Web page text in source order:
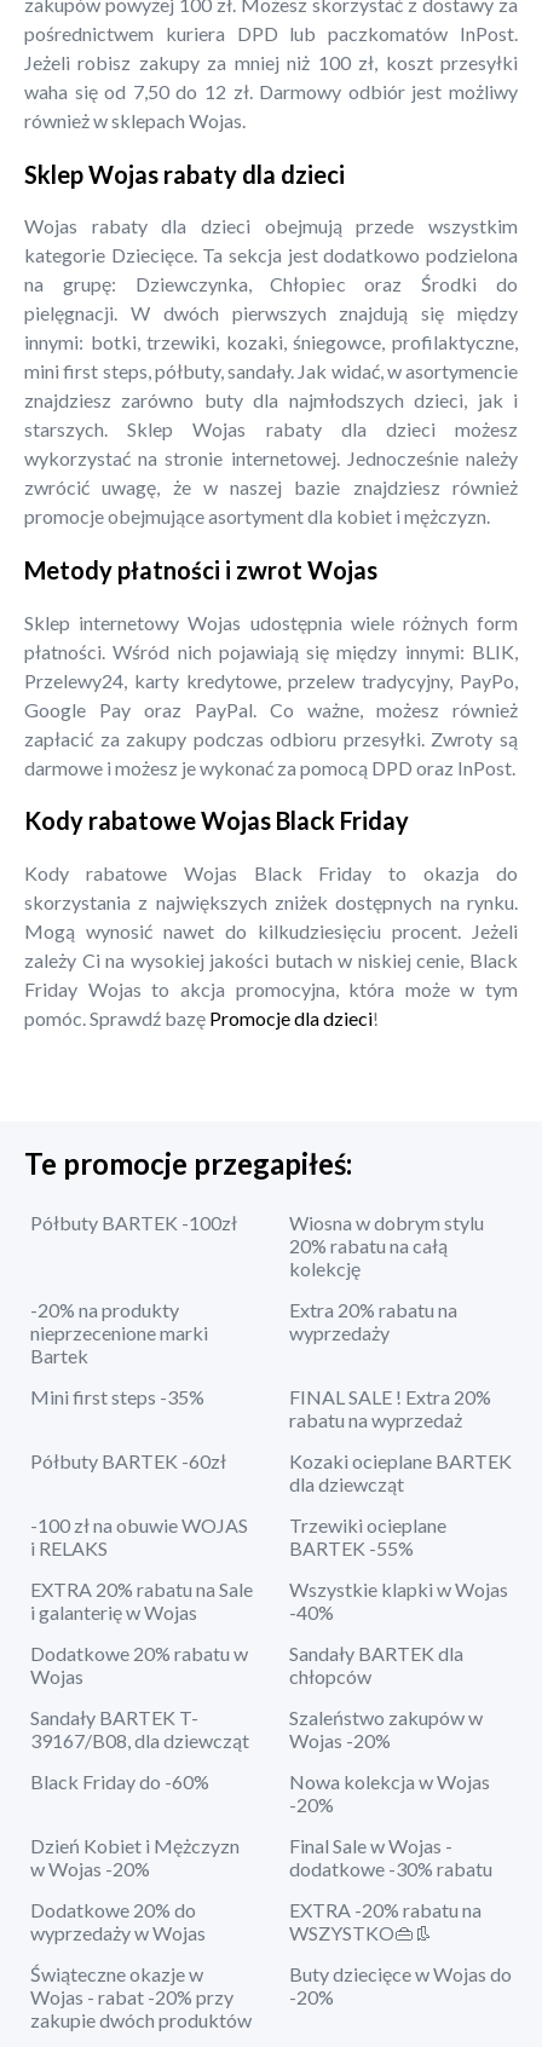
pośrednictwem kuriera DPD lub paczkomatów InPost.
Jeżeli robisz zakupy za mniej niż 100 zł, koszt przesyłki
waha się od 7,50 do 12 zł. Darmowy odbiór jest możliwy
również w sklepach Wojas.
Sklep Wojas rabaty dla dzieci
Wojas rabaty dla dzieci obejmują przede wszystkim
kategorie Dziecięce. Ta sekcja jest dodatkowo podzielona
na grupę: Dziewczynka, Chłopiec oraz Środki do
pielęgnacji. W dwóch pierwszych znajdują się między
innymi: botki, trzewiki, kozaki, śniegowce, profilaktyczne,
mini first steps, półbuty, sandały. Jak widać, w asortymencie
znajdziesz zarówno buty dla najmłodszych dzieci, jak i
starszych. Sklep Wojas rabaty dla dzieci możesz
wykorzystać na stronie internetowej. Jednocześnie należy
zwrócić uwagę, że w naszej bazie znajdziesz również
promocje obejmujące asortyment dla kobiet i mężczyzn.
Metody płatności i zwrot Wojas
Sklep internetowy Wojas udostępnia wiele różnych form
płatności. Wśród nich pojawiają się między innymi: BLIK,
Przelewy24, karty kredytowe, przelew tradycyjny, PayPo,
Google Pay oraz PayPal. Co ważne, możesz również
zapłacić za zakupy podczas odbioru przesyłki. Zwroty są
darmowe i możesz je wykonać za pomocą DPD oraz InPost.
Kody rabatowe Wojas Black Friday
Kody rabatowe Wojas Black Friday to okazja do
skorzystania z największych zniżek dostępnych na rynku.
Mogą wynosić nawet do kilkudziesięciu procent. Jeżeli
zależy Ci na wysokiej jakości butach w niskiej cenie, Black
Friday Wojas to akcja promocyjna, która może w tym
pomóc. Sprawdź bazę Promocje dla dzieci!
Te promocje przegapiłeś:
Półbuty BARTEK -100zł
Wiosna w dobrym stylu
20% rabatu na całą
kolekcję
-20% na produkty
nieprzecenione marki
Bartek
Extra 20% rabatu na
wyprzedaży
Mini first steps -35%
FINAL SALE ! Extra 20%
rabatu na wyprzedaż
Półbuty BARTEK -60zł
Kozaki ocieplane BARTEK
dla dziewcząt
-100 zł na obuwie WOJAS
i RELAKS
Trzewiki ocieplane
BARTEK -55%
EXTRA 20% rabatu na Sale
i galanterię w Wojas
Wszystkie klapki w Wojas
-40%
Dodatkowe 20% rabatu w
Wojas
Sandały BARTEK dla
chłopców
Sandały BARTEK T-
39167/B08, dla dziewcząt
Szaleństwo zakupów w
Wojas -20%
Black Friday do -60%
Nowa kolekcja w Wojas
-20%
Dzień Kobiet i Mężczyzn
w Wojas -20%
Final Sale w Wojas -
dodatkowe -30% rabatu
Dodatkowe 20% do
wyprzedaży w Wojas
EXTRA -20% rabatu na
WSZYSTKO👜👢
Świąteczne okazje w
Wojas - rabat -20% przy
zakupie dwóch produktów
Buty dziecięce w Wojas do
-20%